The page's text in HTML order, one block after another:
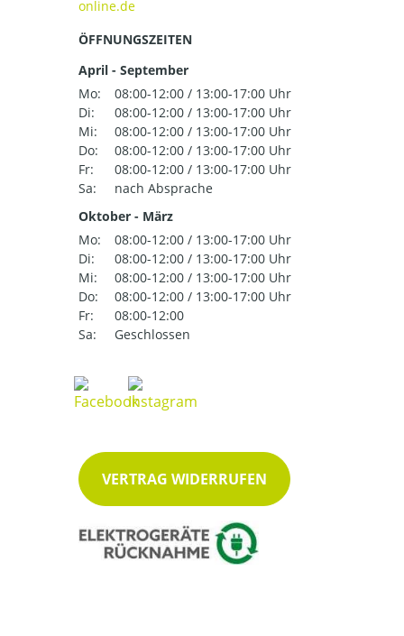
ÖFFNUNGSZEITEN
April - September
Mo:
08:00-12:00 / 13:00-17:00 Uhr
Di:
08:00-12:00 / 13:00-17:00 Uhr
Mi:
08:00-12:00 / 13:00-17:00 Uhr
Do:
08:00-12:00 / 13:00-17:00 Uhr
Fr:
08:00-12:00 / 13:00-17:00 Uhr
Sa:
nach Absprache
Oktober - März
Mo:
08:00-12:00 / 13:00-17:00 Uhr
Di:
08:00-12:00 / 13:00-17:00 Uhr
Mi:
08:00-12:00 / 13:00-17:00 Uhr
Do:
08:00-12:00 / 13:00-17:00 Uhr
Fr:
08:00-12:00
Sa:
Geschlossen
VERTRAG WIDERRUFEN